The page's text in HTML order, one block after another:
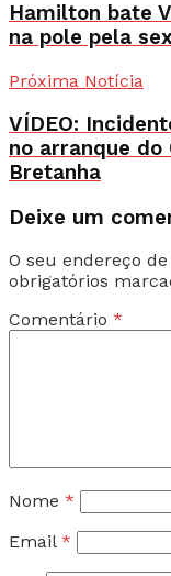
Hamilton bate
na pole pela
Próxima Notícia
VÍDEO:
no arranque do
Bretanha
Deixe um
O seu endereço
obrigatórios
Comentário *
Nome *
Email *